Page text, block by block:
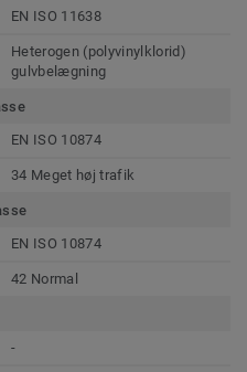
EN ISO 11638
Heterogen (polyvinylklorid)
gulvbelægning
EN ISO 10874
34 Meget høj trafik
EN ISO 10874
42 Normal
-